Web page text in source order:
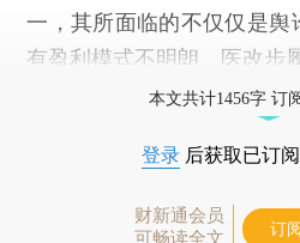
一，其所面临的不仅仅是
有盈利模式不明朗、医改步
本文共计1456字 订
登录 后获取已订
财新通会员
可畅读全文
订